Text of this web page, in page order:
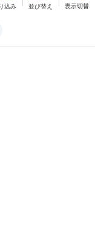
込み 並び替え 表示切替